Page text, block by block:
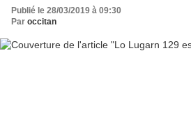
Publié le 28/03/2019 à 09:30
Par occitan